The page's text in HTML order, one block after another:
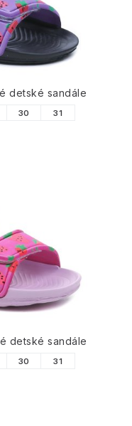
detské sandále
30 31
detské sandále
30 31